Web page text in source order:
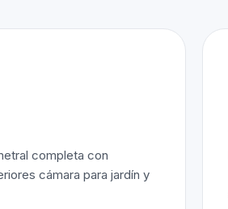
completa con
cámara para jardín y